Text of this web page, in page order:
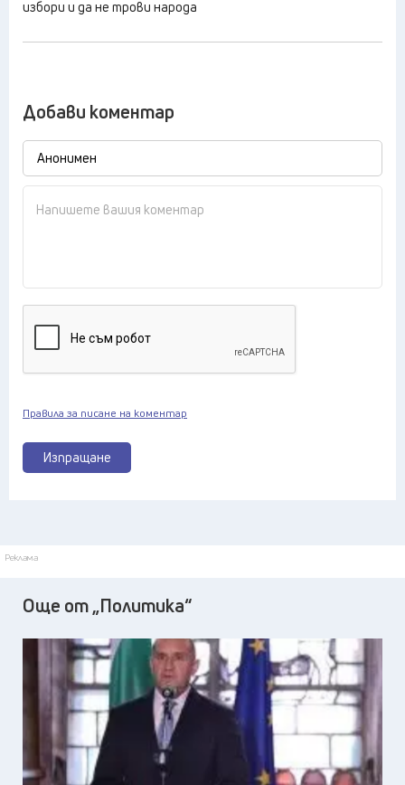
избори и да не трови народа
Добави коментар
Изпращане
Правила за писане на коментар
Реклама
Още от „Политика“